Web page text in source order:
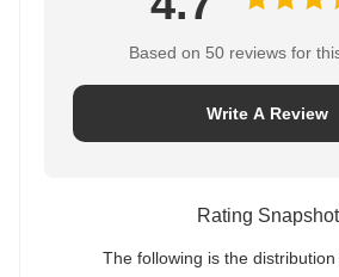
Based on 50 reviews for
Write A Review
Rating Snapshot
The following is the